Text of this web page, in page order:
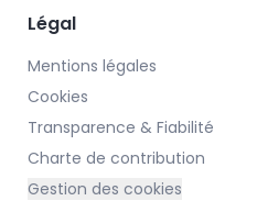
Légal
Mentions légales
Cookies
Transparence & Fiabilité
Charte de contribution
Gestion des cookies